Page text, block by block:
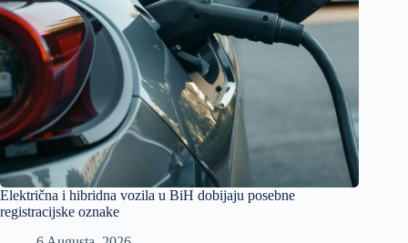
Električna i hibridna vozila u BiH dobijaju posebne
registracijske oznake